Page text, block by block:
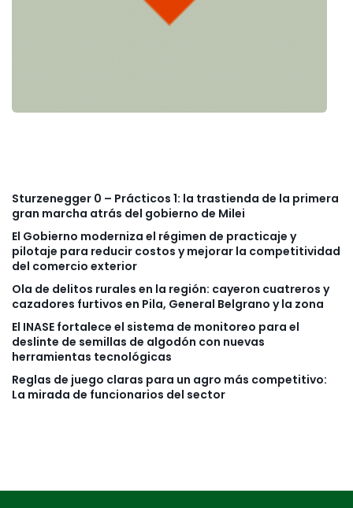
Sturzenegger 0 – Prácticos 1: la trastienda de la primera
gran marcha atrás del gobierno de Milei
El Gobierno moderniza el régimen de practicaje y
pilotaje para reducir costos y mejorar la competitividad
del comercio exterior
Ola de delitos rurales en la región: cayeron cuatreros y
cazadores furtivos en Pila, General Belgrano y la zona
El INASE fortalece el sistema de monitoreo para el
deslinte de semillas de algodón con nuevas
herramientas tecnológicas
Reglas de juego claras para un agro más competitivo:
La mirada de funcionarios del sector